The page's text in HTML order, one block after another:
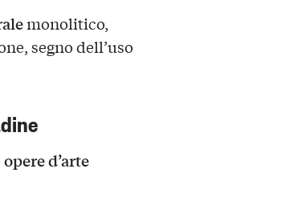
monolitico,
segno dell’uso
opere d’arte